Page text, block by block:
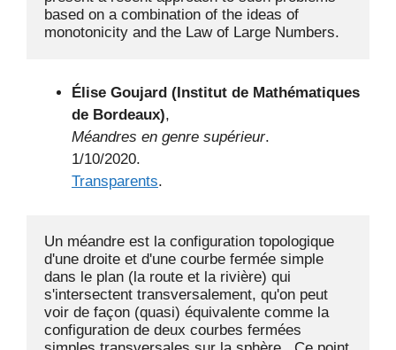
based on a combination of the ideas of
monotonicity and the Law of Large Numbers.
Élise Goujard (Institut de Mathématiques
de Bordeaux),
Méandres en genre supérieur.
1/10/2020.
Transparents.
Un méandre est la configuration topologique
d'une droite et d'une courbe fermée simple
dans le plan (la route et la rivière) qui
s'intersectent transversalement, qu'on peut
voir de façon (quasi) équivalente comme la
configuration de deux courbes fermées